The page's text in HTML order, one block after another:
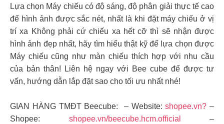
Lựa chọn Máy chiếu có độ sáng, độ phân giải thực tế cao
để hình ảnh được sắc nét, nhất là khi đặt máy chiếu ở vị
trí xa Không phải cứ chiếu xa hết cỡ thì sẽ nhận được
hình ảnh đẹp nhất, hãy tìm hiểu thật kỹ để lựa chọn được
Máy chiếu cũng như màn chiếu thích hợp với nhu cầu
của bản thân! Liên hệ ngay với Bee cube để được tư
vấn, hướng dẫn lắp đặt sao cho tối ưu nhất nhé!
GIAN HÀNG TMĐT Beecube: – Website:shopee.vn? –
Shopee: shopee.vn/beecube.hcm.official
–